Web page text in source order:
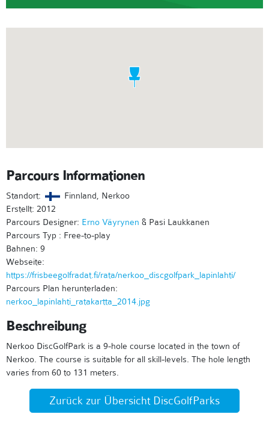
Parcours Informationen
Standort:
Finnland, Nerkoo
Erstellt: 2012
Parcours Designer: Erno Väyrynen & Pasi Laukkanen
Parcours Typ : Free-to-play
Bahnen: 9
Webseite:
https://frisbeegolfradat.fi/rata/nerkoo_discgolfpark_lapinlahti/
Parcours Plan herunterladen:
nerkoo_lapinlahti_ratakartta_2014.jpg
Beschreibung
Nerkoo DiscGolfPark is a 9-hole course located in the town of
Nerkoo. The course is suitable for all skill-levels. The hole length
varies from 60 to 131 meters.
Zurück zur Übersicht DiscGolfParks